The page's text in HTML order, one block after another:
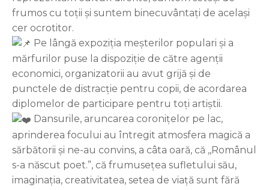
frumos cu toții și suntem binecuvântați de același
cer ocrotitor.
Pe lângă expoziția meșterilor populari și a
mărfurilor puse la dispoziție de către agenții
economici, organizatorii au avut grijă și de
punctele de distracție pentru copii, de acordarea
diplomelor de participare pentru toți artiștii.
Dansurile, aruncarea coronițelor pe lac,
aprinderea focului au întregit atmosfera magică a
sărbătorii și ne-au convins, a câta oară, că ,,Românul
s-a născut poet.”, că frumusețea sufletului său,
imaginația, creativitatea, setea de viață sunt fără